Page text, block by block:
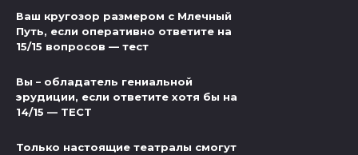
Ваш кругозор размером с Млечный
Путь, если оперативно ответите на
15/15 вопросов — тест
Вы – обладатель гениальной
эрудиции, если ответите хотя бы на
14/15 — ТЕСТ
Только настоящие театралы смогут